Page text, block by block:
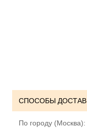
СПОСОБЫ
По городу (Москва):